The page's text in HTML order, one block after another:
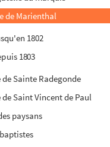
de Marienthal
1802
1803
de Sainte Radegonde
de Saint Vincent de Paul
paysans